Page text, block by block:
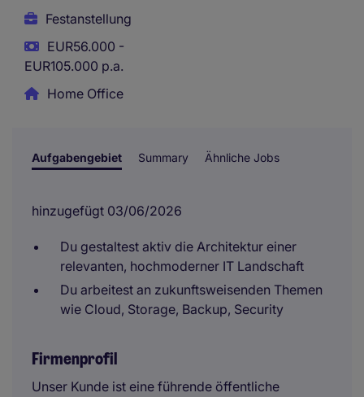
Festanstellung
EUR56.000 -
EUR105.000 p.a.
Home Office
Aufgabengebiet Summary Ähnliche Jobs
hinzugefügt 03/06/2026
Du gestaltest aktiv die Architektur einer
relevanten, hochmoderner IT Landschaft
Du arbeitest an zukunftsweisenden Themen
wie Cloud, Storage, Backup, Security
Firmenprofil
Unser Kunde ist eine führende öffentliche